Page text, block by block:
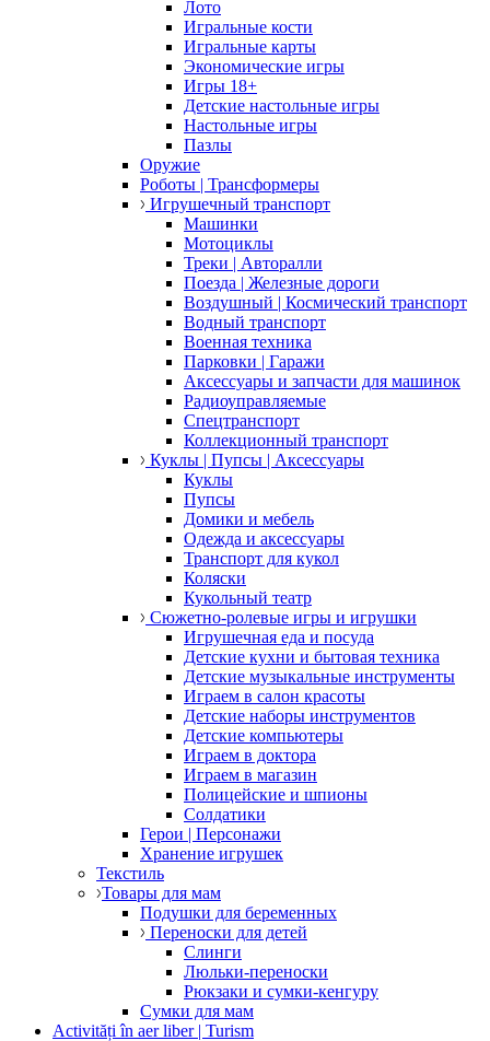
Лото
Игральные кости
Игральные карты
Экономические игры
Игры 18+
Детские настольные игры
Настольные игры
Пазлы
Оружие
Роботы | Трансформеры
Игрушечный транспорт
Машинки
Мотоциклы
Треки | Авторалли
Поезда | Железные дороги
Воздушный | Космический транспорт
Водный транспорт
Военная техника
Парковки | Гаражи
Аксессуары и запчасти для машинок
Радиоуправляемые
Спецтранспорт
Коллекционный транспорт
Куклы | Пупсы | Аксессуары
Куклы
Пупсы
Домики и мебель
Одежда и аксессуары
Транспорт для кукол
Коляски
Кукольный театр
Сюжетно-ролевые игры и игрушки
Игрушечная еда и посуда
Детские кухни и бытовая техника
Детские музыкальные инструменты
Играем в салон красоты
Детские наборы инструментов
Детские компьютеры
Играем в доктора
Играем в магазин
Полицейские и шпионы
Солдатики
Герои | Персонажи
Хранение игрушек
Текстиль
Товары для мам
Подушки для беременных
Переноски для детей
Слинги
Люльки-переноски
Рюкзаки и сумки-кенгуру
Сумки для мам
Activități în aer liber | Turism